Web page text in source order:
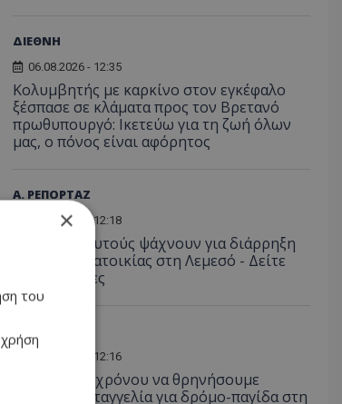
ΔΙΕΘΝΗ
06.08.2026 - 12:35
Κολυμβητής με καρκίνο στον εγκέφαλο
ξέσπασε σε κλάματα προς τον Βρετανό
πρωθυπουργό: Ικετεύω για τη ζωή όλων
μας, ο πόνος είναι αφόρητος
Α. ΡΕΠΟΡΤΑΖ
06.08.2026 - 12:18
Προσοχή: Αυτούς ψάχνουν για διάρρηξη
και κλοπή κατοικίας στη Λεμεσό - Δείτε
φωτογραφίες
ΚΟΙΝΩΝΙΑ
06.08.2026 - 12:16
«Είναι θέμα χρόνου να θρηνήσουμε
θύματα»: Καταγγελία για δρόμο-παγίδα στη
×
του